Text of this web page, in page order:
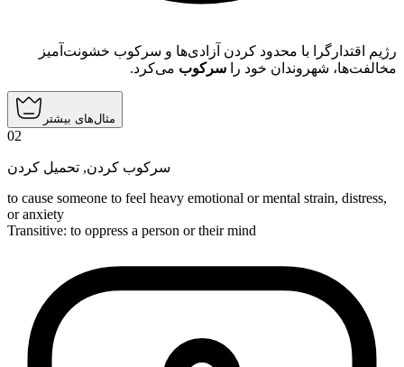
رژیم اقتدارگرا با محدود کردن آزادی‌ها و سرکوب خشونت‌آمیز
مخالفت‌ها، شهروندان خود را سرکوب می‌کرد.
مثال‌های بیشتر
02
سرکوب کردن, تحمیل کردن
to cause someone to feel heavy emotional or mental strain, distress,
or anxiety
Transitive: to oppress a person or their mind